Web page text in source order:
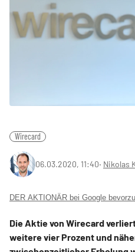
Wirecard
06.03.2020, 11:40‧ Nikolas
DER AKTIONÄR bei Google
Die Aktie von Wirecard
weitere vier Prozent und